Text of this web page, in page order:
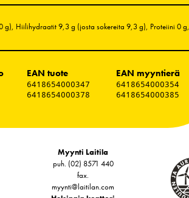
g), Hiilihydraatit 9,3 g (josta sokereita 9,3 g), Proteiini 0 g,
EAN tuote EAN myyntierä
6418654000347 6418654000354
6418654000378 6418654000385
Myynti Laitila
puh. (02) 8571 440
fax.
myynti@laitilan.com